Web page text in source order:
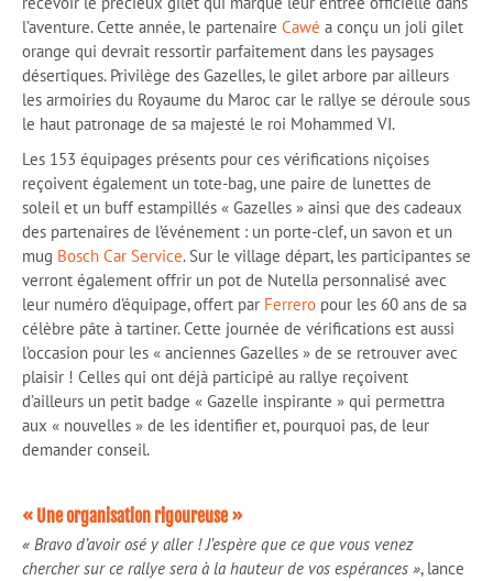
l’aventure. Cette année, le partenaire Cawé a conçu un joli gilet
orange qui devrait ressortir parfaitement dans les paysages
désertiques. Privilège des Gazelles, le gilet arbore par ailleurs
les armoiries du Royaume du Maroc car le rallye se déroule sous
le haut patronage de sa majesté le roi Mohammed VI.
Les 153 équipages présents pour ces vérifications niçoises
reçoivent également un tote-bag, une paire de lunettes de
soleil et un buff estampillés « Gazelles » ainsi que des cadeaux
des partenaires de l’événement : un porte-clef, un savon et un
mug Bosch Car Service. Sur le village départ, les participantes se
verront également offrir un pot de Nutella personnalisé avec
leur numéro d’équipage, offert par Ferrero pour les 60 ans de sa
célèbre pâte à tartiner. Cette journée de vérifications est aussi
l’occasion pour les « anciennes Gazelles » de se retrouver avec
plaisir ! Celles qui ont déjà participé au rallye reçoivent
d’ailleurs un petit badge « Gazelle inspirante » qui permettra
aux « nouvelles » de les identifier et, pourquoi pas, de leur
demander conseil.
« Une organisation rigoureuse »
« Bravo d’avoir osé y aller ! J’espère que ce que vous venez
chercher sur ce rallye sera à la hauteur de vos espérances », lance